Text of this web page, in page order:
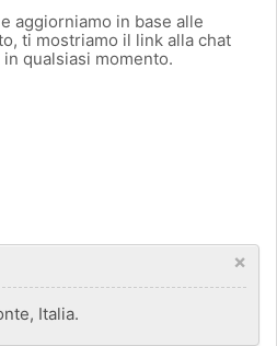
aggiorniamo in base alle
ti mostriamo il link alla chat
qualsiasi momento.
×
Italia.